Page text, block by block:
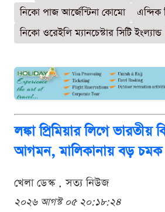
নিকো পাজ আর্জেন্টিনা কোমো
এন্দিক
নিকো ওরেইলি ম্যানচেস্টার সিটি ইংল্যান্ড
লঙ্কা প্রিমিয়ার লিগে ভারতীয়
আগমন, মালিকানায় বড় চমক
খেলা ডেস্ক . সত্য নিউজ
২০২৬ আগস্ট ০৫ ২০:১৮:২৪